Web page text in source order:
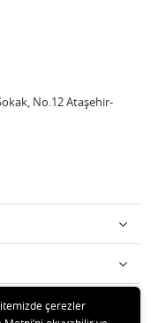
No.12 Ataşehir-
çerezler